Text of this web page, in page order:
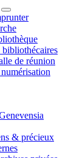
de réunion
& précieux